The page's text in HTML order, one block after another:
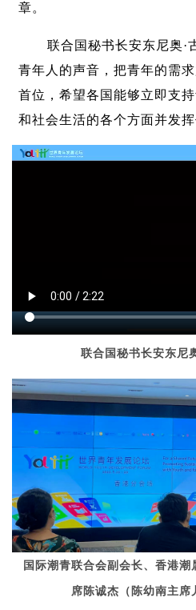
章。
联合国秘书长安东尼奥·
青年人的声音，把青年的需
首位，希望各国能够立即支
和社会生活的各个方面并发挥
联合国秘书长安东尼
国际潮青联合会副会长、香港
席陈诚杰（陈幼南主席